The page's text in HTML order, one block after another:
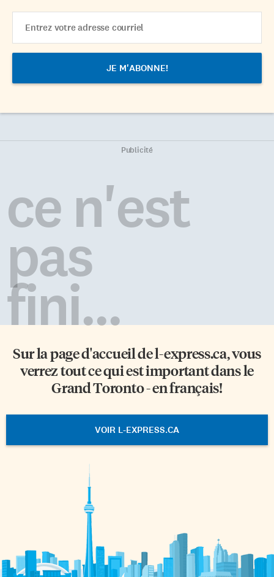
Address
Publicité
ce n'est
pas
fini...
Sur la page d'accueil del-express.ca, vous
verrez tout ce qui est important dans le
Grand Toronto - en français!
VOIR L-EXPRESS.CA